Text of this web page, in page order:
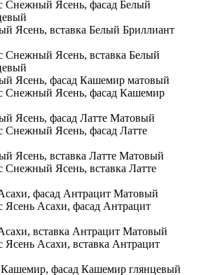
Снежный Ясень, фасад Белый
Снежный Ясень, вставка Белый
Снежный Ясень, фасад Кашемир
Снежный Ясень, фасад Латте
Снежный Ясень, вставка Латте
Ясень Асахи, фасад Антрацит
Ясень Асахи, вставка Антрацит